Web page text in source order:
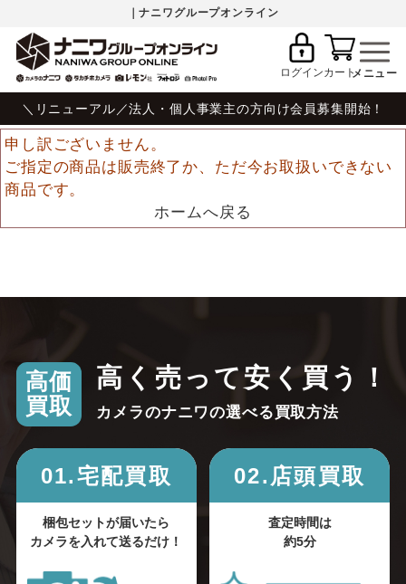
｜ナニワグループオンライン
ログインカート
＼リニューアル／法人・個人事業主の方向け会員募集開始！
申し訳ございません。
ご指定の商品は販売終了か、ただ今お取扱いできない
商品です。
ホームへ戻る
高価
買取
高く売って安く買う！
カメラのナニワの選べる買取方法
01.宅配買取
梱包セットが届いたら
カメラを入れて送るだけ！
02.店頭買取
査定時間は
約5分